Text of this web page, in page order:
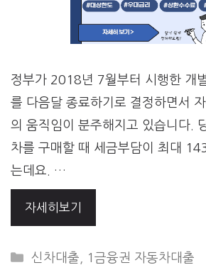
정부가 2018년 7월부터 시행한 개
를 다음달 종료하기로 결정하면서
의 움직임이 분주해지고 있습니다.
차를 구매할 때 세금부담이 최대
는데요. …
자세히보기
CATEGORIES
신차대출 1금융권 자동차대출